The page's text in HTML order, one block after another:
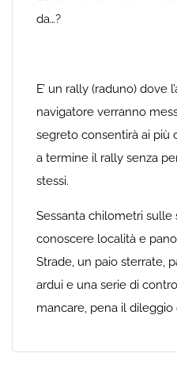
da…?
E’ un rally (raduno) dove
navigatore verranno
segreto consentirà ai più
a termine il rally senza
stessi.
Sessanta chilometri
conoscere località e
Strade, un paio sterrate,
ardui e una serie di
mancare, pena il